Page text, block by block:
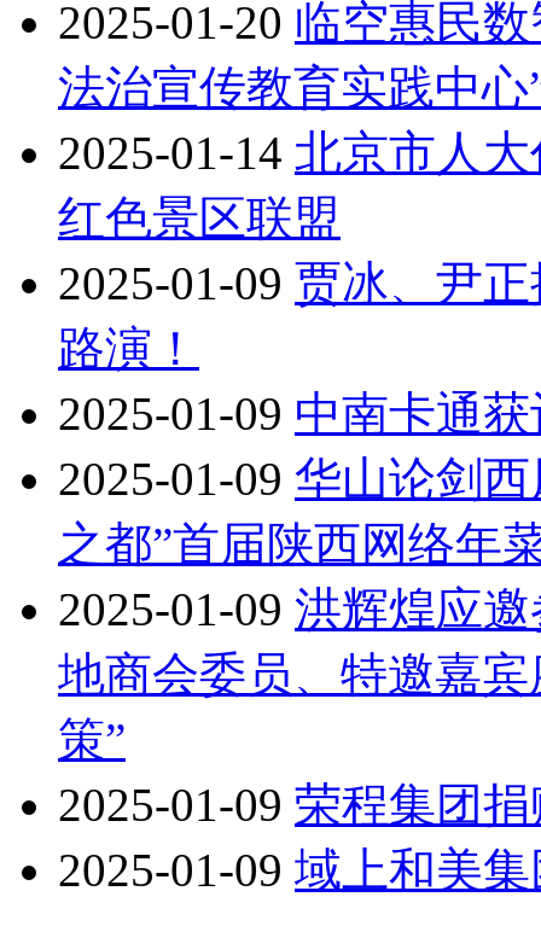
2025-01-20 临空惠民
法治宣传教育实践中心
2025-01-14 北京市人
红色景区联盟
2025-01-09 贾冰、尹
路演！
2025-01-09 中南卡通
2025-01-09 华山论剑西
之都”首届陕西网络年
2025-01-09 洪辉煌应
地商会委员、特邀嘉
策”
2025-01-09 荣程集团
2025-01-09 域上和美